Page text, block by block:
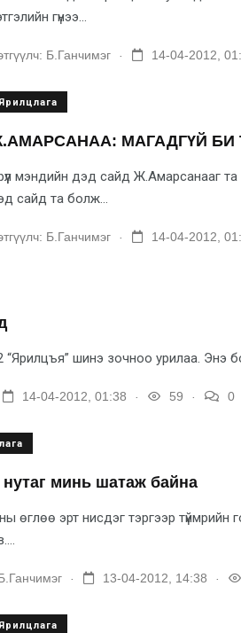
гүнээ...
Б.Ганчимэг 14-04-2012,
МАГАДГҮЙ БИ
мэндийн дэд сайд Ж.Амарсанааг
сайд та болж...
Б.Ганчимэг 14-04-2012,
шинэ зочноо урилаа. Энэ
14-04-2012, 01:38 59 0
минь шатаж байна
өглөө эрт нисдэг тэр­гээр түймрийн
13-04-2012, 14:38